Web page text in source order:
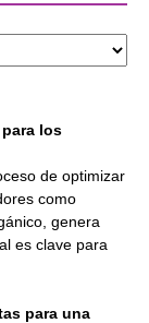
los
de optimizar
como
genera
es clave para
para una